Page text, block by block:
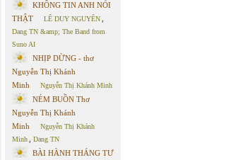
KHÔNG TIN ANH NÓI
THẬT
LÊ DUY NGUYÊN
Dang TN &amp; The Band from
Suno AI
NHỊP DỪNG - thơ
Nguyễn Thị Khánh
Minh
Nguyễn Thị Khánh Minh
NÉM BUỒN Thơ
Nguyễn Thị Khánh
Minh
Nguyễn Thị Khánh
Minh
Dang TN
BÀI HÀNH THÁNG TƯ